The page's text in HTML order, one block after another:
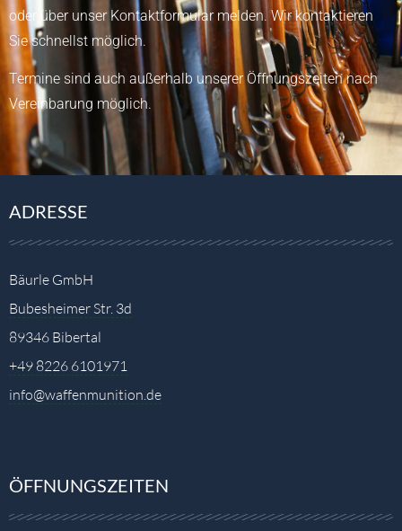
oder über unser Kontaktformularmelden.Wir kontaktieren
Sie schnellst möglich.
Termine sind auch außerhalb unserer Öffnungszeiten nach
Vereinbarung möglich.
ADRESSE
Bäurle GmbH
Bubesheimer Str. 3d
89346 Bibertal
+49 8226 6101971
info@waffenmunition.de
ÖFFNUNGSZEITEN